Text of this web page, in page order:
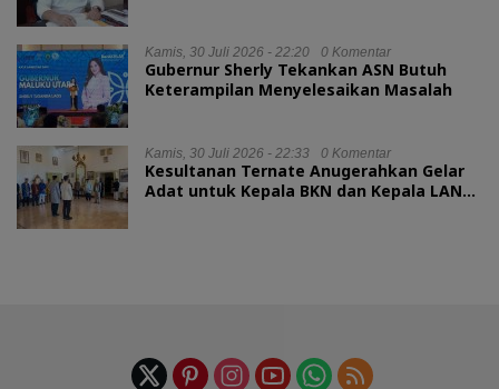
Kamis, 30 Juli 2026 - 22:20 0 Komentar
Gubernur Sherly Tekankan ASN Butuh
Keterampilan Menyelesaikan Masalah
Kamis, 30 Juli 2026 - 22:33 0 Komentar
Kesultanan Ternate Anugerahkan Gelar
Adat untuk Kepala BKN dan Kepala LAN